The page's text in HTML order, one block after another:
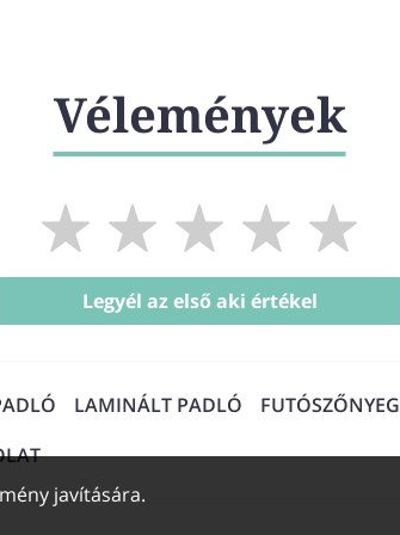
Vélemények
Legyél az első aki értékel
LAMINÁLT PADLÓ FUTÓSZŐNYEG
javítására.